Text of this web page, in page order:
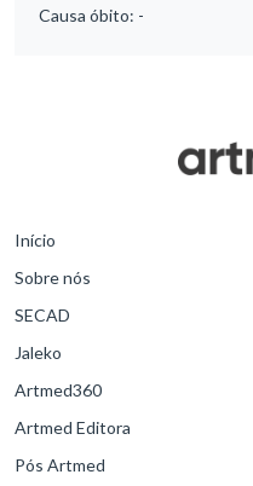
Causa óbito: -
Início
Sobre nós
SECAD
Jaleko
Artmed360
Artmed Editora
Pós Artmed